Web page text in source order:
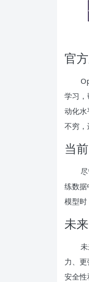
官
学习，
动化
不穷，
当
练数
模型时
未
力、
安全